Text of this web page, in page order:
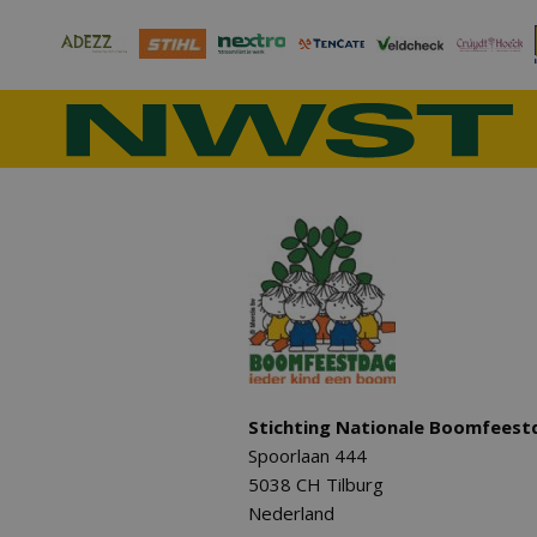
Stichting Nationale
Spoorlaan 444
5038 CH Tilburg
Nederland